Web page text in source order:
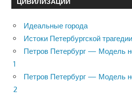
Идеальные города
Истоки Петербургской трагедии
Петров Петербург — Модель
1
Петров Петербург — Модель
2